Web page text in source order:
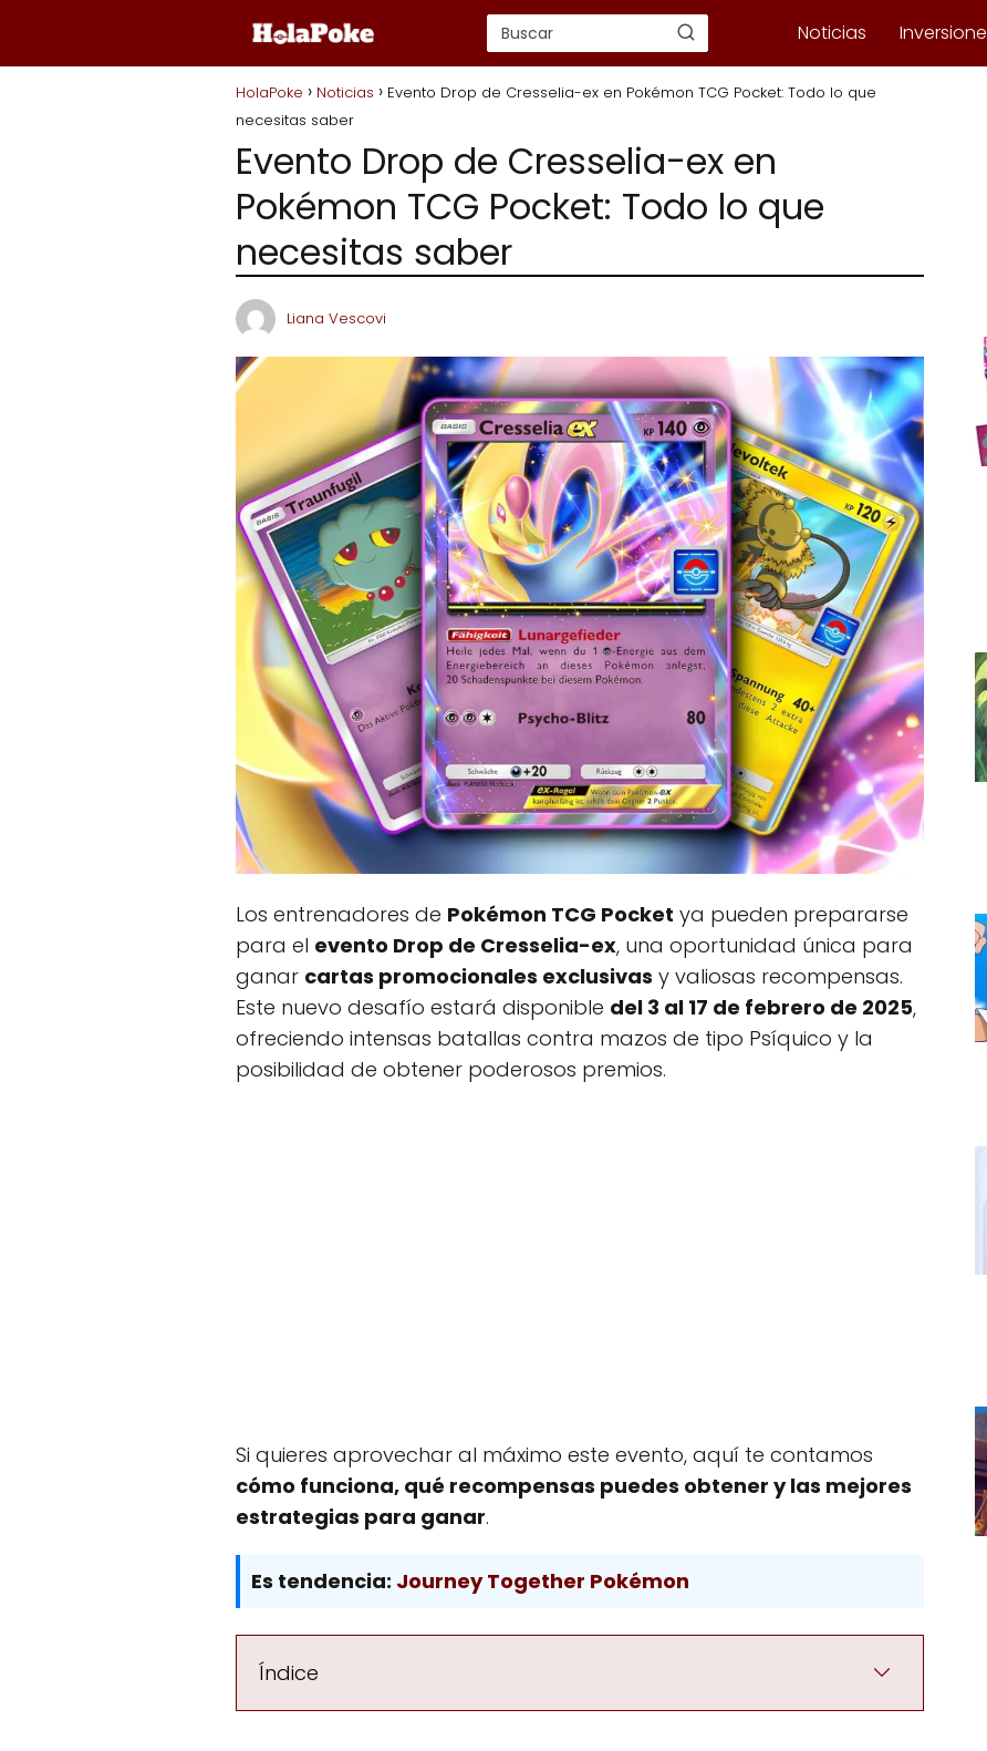
Noticias
HolaPoke Noticias
Evento Drop de Cresselia-ex en Pokémon TCG Pocket: Todo lo que
necesitas saber
Evento Drop de Cresselia-ex en
Pokémon TCG Pocket: Todo lo que
necesitas saber
Liana Vescovi
Los entrenadores de Pokémon TCG Pocket ya pueden prepararse
para el evento Drop de Cresselia-ex, una oportunidad única para
ganar cartas promocionales exclusivas y valiosas recompensas.
Este nuevo desafío estará disponible del 3 al 17 de febrero de 2025,
ofreciendo intensas batallas contra mazos de tipo Psíquico y la
posibilidad de obtener poderosos premios.
Si quieres aprovechar al máximo este evento, aquí te contamos
cómo funciona, qué recompensas puedes obtener y las mejores
estrategias para ganar.
Es tendencia: Journey Together Pokémon
Índice